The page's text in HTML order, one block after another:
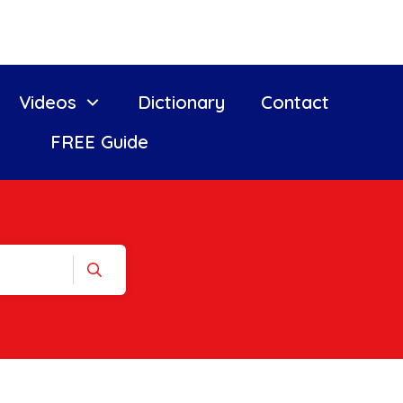
Videos Dictionary
Contact
FREE Guide